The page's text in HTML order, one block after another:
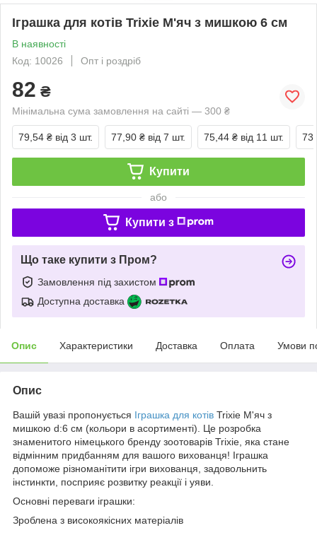
Іграшка для котів Trixie М'яч з мишкою 6 см
В наявності
Код: 10026
Опт і роздріб
82 ₴
Мінімальна сума замовлення на сайті — 300 ₴
79,54 ₴ від 3 шт. 77,90 ₴ від 7 шт. 75,44 ₴ від 11 шт.
Купити
або
Купити з
Що таке купити з Пром?
Замовлення під захистом
Доступна доставка
Опис Характеристики Доставка Оплата Умови
Опис
Вашій увазі пропонується Іграшка для котів Trixie М'яч з
мишкою d:6 см (кольори в асортименті). Це розробка
знаменитого німецького бренду зоотоварів Trixie, яка стане
відмінним придбанням для вашого вихованця! Іграшка
допоможе різноманітити ігри вихованця, задовольнить
інстинкти, посприяє розвитку реакції і уяви.
Основні переваги іграшки:
Зроблена з високоякісних матеріалів